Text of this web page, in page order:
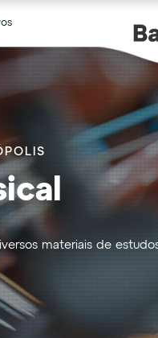
materiais de